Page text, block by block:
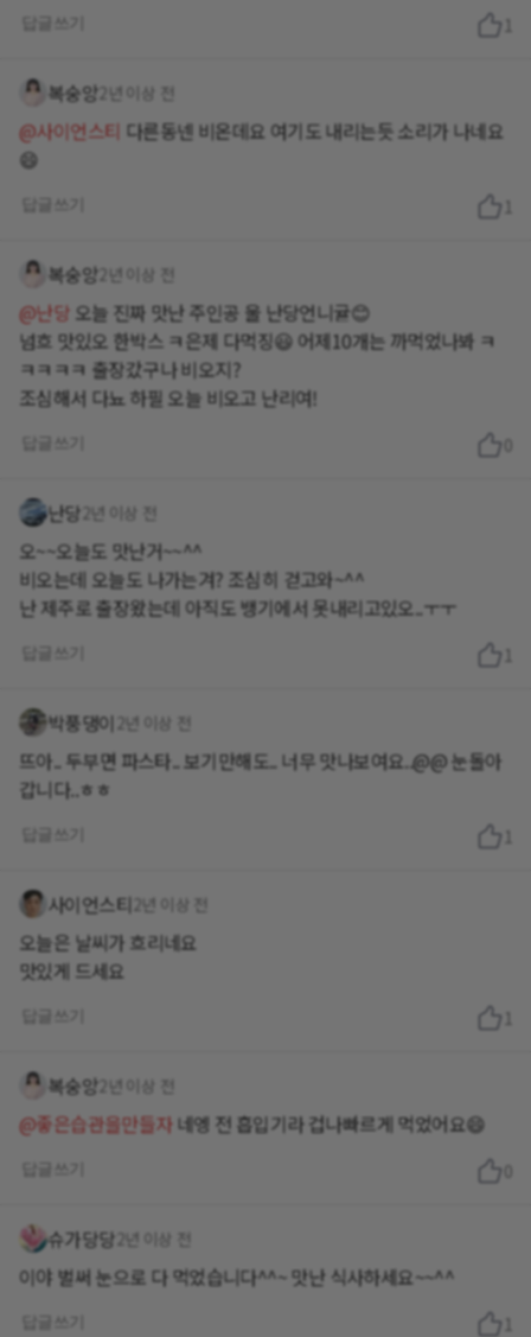
1
복숭앙2년 이상 전
@사이언스티 다른동넨 비온데요 여기도 내리는듯 소리가 나네요
😄
1
복숭앙2년 이상 전
@난당 오늘 진짜 맛난 주인공 울 난당언니귤😊
넘흐 맛있오 한박스 ㅋ은제 다먹징😃 어제10개는 까먹었나봐 ㅋ
ㅋㅋㅋㅋ 출장갔구나 비오지?
조심해서 다뇨 하필 오늘 비오고 난리여!
난당2년 이상 전
오~~오늘도 맛난거~~^^
비오는데 오늘도 나가는겨? 조심히 걷고와~^^
난 제주로 출장왔는데 아직도 뱅기에서 못내리고있오..ㅜㅜ
1
박풍댕이 2년 이상 전
뜨아.. 두부면 파스타.. 보기만해도.. 너무 맛나보여요..@@ 눈돌아
갑니다..ㅎㅎ
1
사이언스티2년 이상 전
오늘은 날씨가 흐리네요
맛있게 드세요
1
복숭앙2년 이상 전
@좋은습관을만들자 네엥 전 흡입기라 겁나빠르게 먹었어요😄
슈가당당2년 이상 전
이야 벌써 눈으로 다 먹었습니다^^~ 맛난 식사하세요~~^^
1